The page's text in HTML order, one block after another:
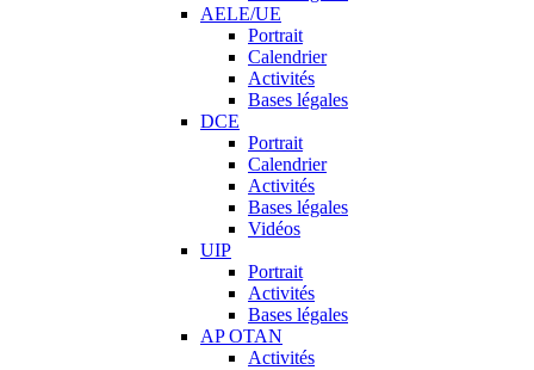
AELE/UE
Portrait
Calendrier
Activités
Bases légales
DCE
Portrait
Calendrier
Activités
Bases légales
Vidéos
UIP
Portrait
Activités
Bases légales
AP OTAN
Activités